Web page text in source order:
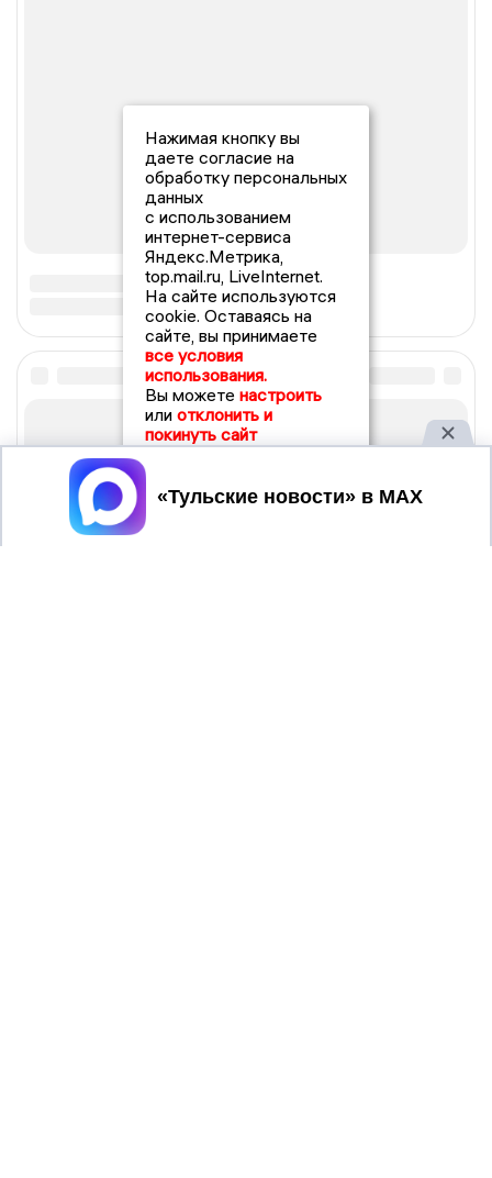
Нажимая кнопку вы
даете согласие на
обработку персональных
данных
с использованием
интернет-сервиса
Яндекс.Метрика,
top.mail.ru, LiveInternet.
На сайте используются
cookie. Оставаясь на
сайте, вы принимаете
все условия
использования.
Вы можете настроить
или отклонить и
покинуть сайт
Принять